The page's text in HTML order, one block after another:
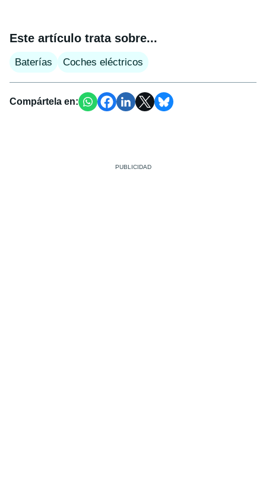
Este artículo trata sobre...
Baterías Coches eléctricos
Compártela en: